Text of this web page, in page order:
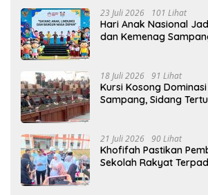
23 Juli 2026 101 Lihat
Hari Anak Nasional
dan Kemenag
18 Juli 2026 91 Lihat
Kursi Kosong
Sampang, Sidang
21 Juli 2026 90 Lihat
Khofifah Pastikan
Sekolah Rakyat